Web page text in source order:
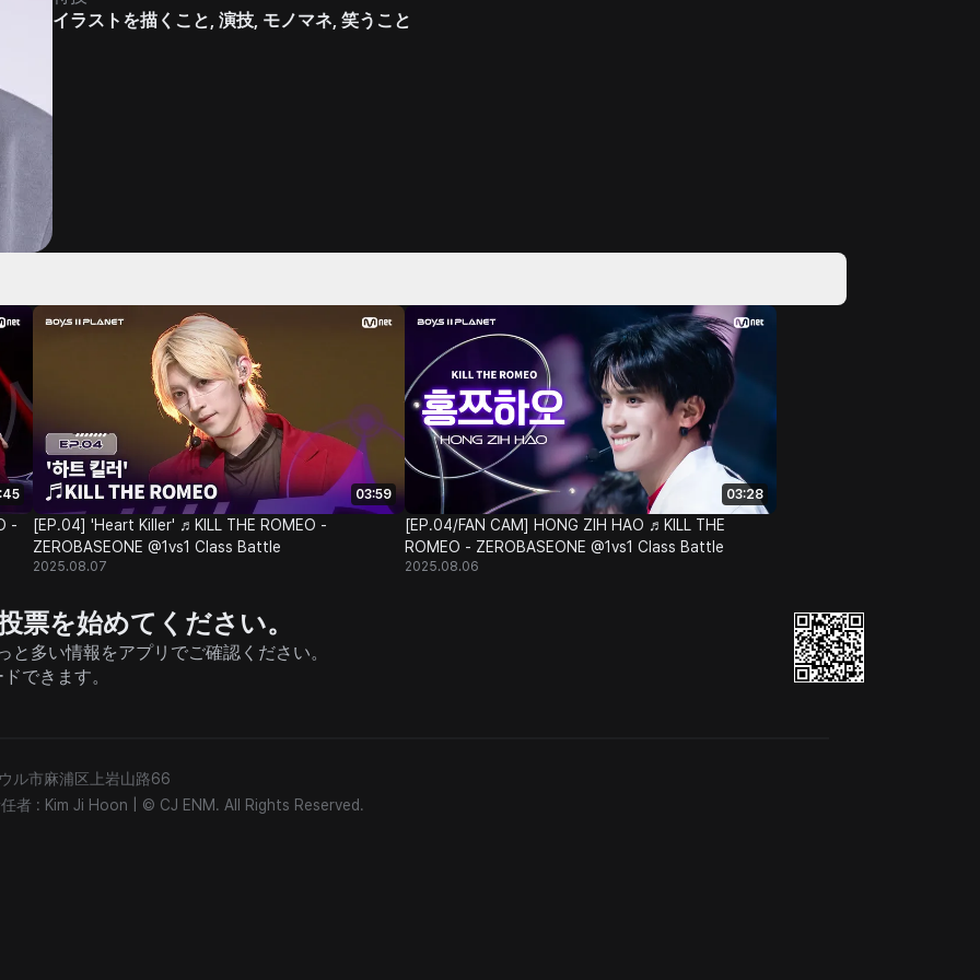
イラストを描くこと, 演技, モノマネ, 笑うこと
-
03:59
[EP.04] 'Heart Killer' ♬KILL THE ROMEO -
ZEROBASEONE @1vs1 Class Battle
2025.08.07
03:28
[EP.04/FAN CAM] HONG ZIH HAO ♬KILL THE
ROMEO - ZEROBASEONE @1vs1 Class Battle
2025.08.06
票を始めてください。
多い情報をアプリでご確認ください。
できます。
ル市麻浦区上岩山路66
者 : Kim Ji Hoon
© CJ ENM. All Rights Reserved.